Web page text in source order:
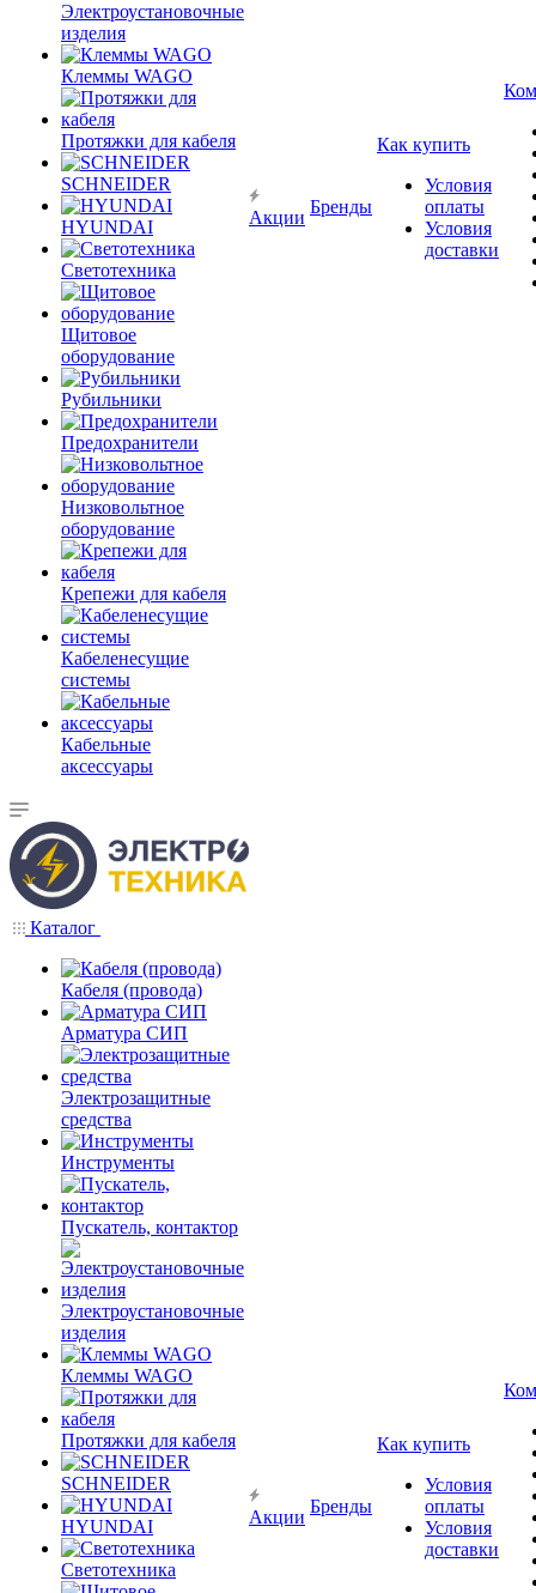
Электроустановочные
изделия
Клеммы WAGO
Протяжки для кабеля
SCHNEIDER
HYUNDAI
Светотехника
Щитовое
оборудование
Рубильники
Предохранители
Низковольтное
оборудование
Крепежи для кабеля
Кабеленесущие
системы
Кабельные
аксессуары
Акции
Бренды
Как купить
Условия
оплаты
Условия
доставки
Каталог
Кабеля (провода)
Арматура СИП
Электрозащитные
средства
Инструменты
Пускатель, контактор
Электроустановочные
изделия
Клеммы WAGO
Протяжки для кабеля
SCHNEIDER
HYUNDAI
Светотехника
Акции
Бренды
Как купить
Условия
оплаты
Условия
доставки